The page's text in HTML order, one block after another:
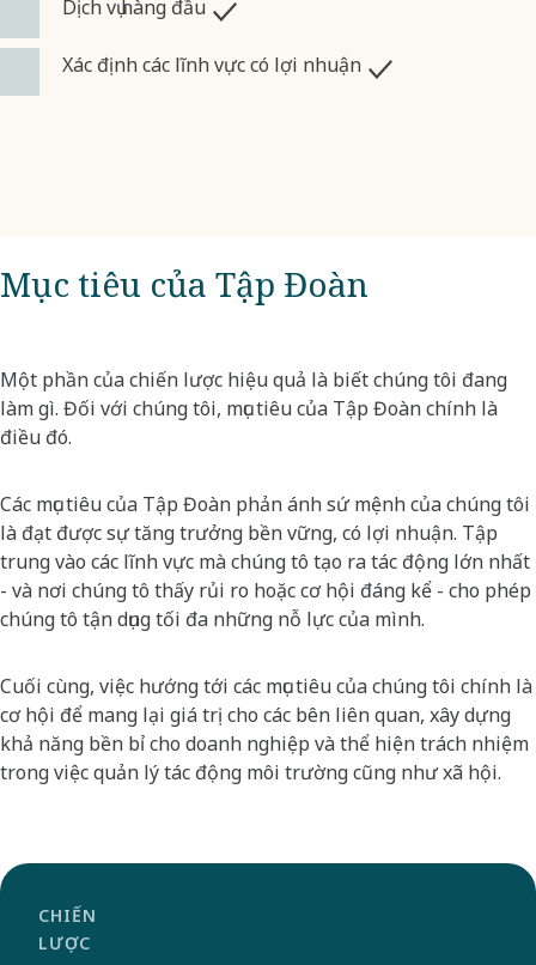
Dịch vụ hàng đầu
Xác định các lĩnh vực có lợi nhuận
Mục tiêu của Tập Đoàn
Một phần của chiến lược hiệu quả là biết chúng tôi đang
làm gì. Đối với chúng tôi, mục tiêu của Tập Đoàn chính là
điều đó. ​
Các mục tiêu của Tập Đoàn phản ánh sứ mệnh của chúng tôi
là đạt được sự tăng trưởng bền vững, có lợi nhuận. Tập
trung vào các lĩnh vực mà chúng tô tạo ra tác động lớn nhất
- và nơi chúng tô thấy rủi ro hoặc cơ hội đáng kể - cho phép
chúng tô tận dụng tối đa những nỗ lực của mình.​
Cuối cùng, việc hướng tới các mục tiêu của chúng tôi chính là
cơ hội để mang lại giá trị cho các bên liên quan, xây dựng
khả năng bền bỉ cho doanh nghiệp và thể hiện trách nhiệm
trong việc quản lý tác động môi trường cũng như xã hội.​
CHIẾN
LƯỢC